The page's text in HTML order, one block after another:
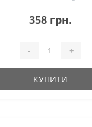
358 грн.
- +
КУПИТИ